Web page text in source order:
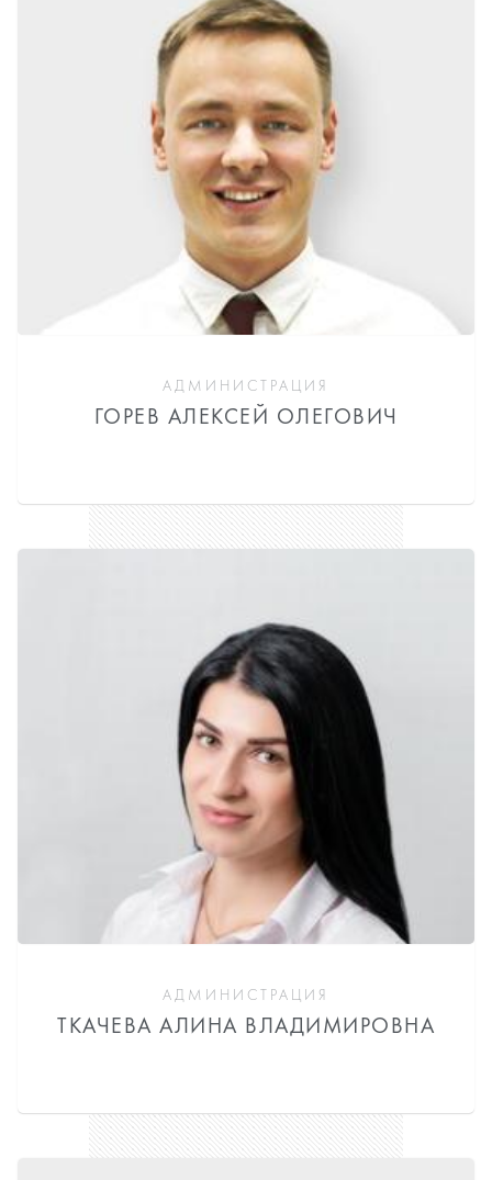
АДМИНИСТРАЦИЯ
ГОРЕВ АЛЕКСЕЙ ОЛЕГОВИЧ
АДМИНИСТРАЦИЯ
ТКАЧЕВА АЛИНА ВЛАДИМИРОВНА